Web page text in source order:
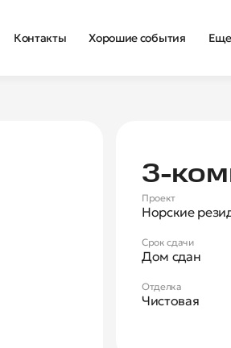
Контакты Хорошие события Еще
Проект
Норские
Срок сдачи
Дом сдан
Отделка
Чистовая